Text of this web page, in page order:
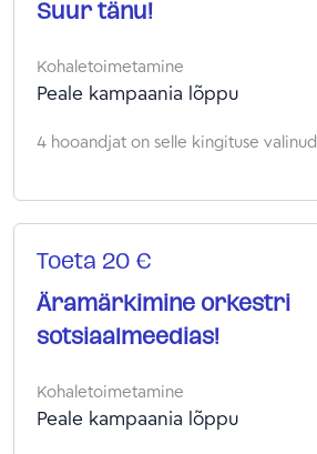
Suur tänu!
Kohaletoimetamine
Peale kampaania lõppu
4 hooandjat on selle kingituse valinud
Toeta 20 €
Äramärkimine orkestri
sotsiaalmeedias!
Kohaletoimetamine
Peale kampaania lõppu